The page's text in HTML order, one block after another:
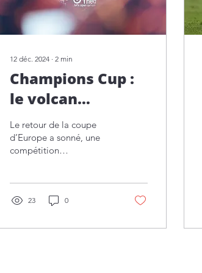
12 déc. 2024 ∙ 2 min
Champions Cup :
le volcan
clermontois
confirme
Le retour de la coupe
d’Europe a sonné, une
compétition
avec la manière...
23 0